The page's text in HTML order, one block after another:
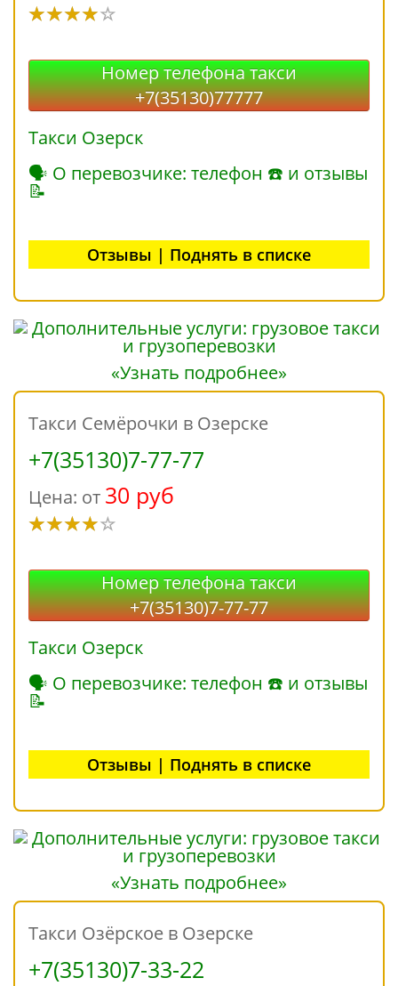
Номер телефона такси
+7(35130)77777
Такси Озерск
🗣 О перевозчике: телефон ☎ и отзывы
📝
Отзывы | Поднять в списке
«Узнать подробнее»
Такси Семёрочки в Озерске
+7(35130)7-77-77
Цена: от 30 руб
Номер телефона такси
+7(35130)7-77-77
Такси Озерск
🗣 О перевозчике: телефон ☎ и отзывы
📝
Отзывы | Поднять в списке
«Узнать подробнее»
Такси Озёрское в Озерске
+7(35130)7-33-22